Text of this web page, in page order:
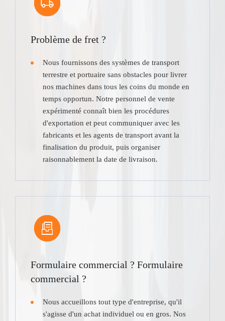
Problème de fret ?
Nous fournissons des systèmes de transport
terrestre et portuaire sans obstacles pour livrer
nos machines dans tous les coins du monde en
temps opportun. Notre personnel de vente
expérimenté connaît bien les procédures
d'exportation et peut communiquer avec les
fabricants et les agents de transport avant la
finalisation du produit, puis organiser
raisonnablement la date de livraison.
Formulaire commercial ? Formulaire
commercial ?
Nous accueillons tout type d'entreprise, qu'il
s'agisse d'un achat individuel ou en gros. Nos